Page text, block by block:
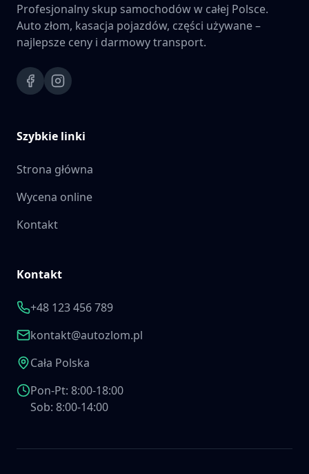
Profesjonalny skup samochodów w całej Polsce.
Auto złom, kasacja pojazdów, części używane –
najlepsze ceny i darmowy transport.
Szybkie linki
Strona główna
Wycena online
Kontakt
Kontakt
+48 123 456 789
kontakt@autozlom.pl
Cała Polska
Pon-Pt: 8:00-18:00
Sob: 8:00-14:00